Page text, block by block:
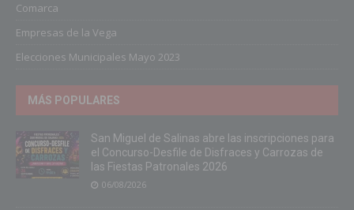
Comarca
Empresas de la Vega
Elecciones Municipales Mayo 2023
MÁS POPULARES
San Miguel de Salinas abre las inscripciones para
el Concurso-Desfile de Disfraces y Carrozas de
las Fiestas Patronales 2026
06/08/2026